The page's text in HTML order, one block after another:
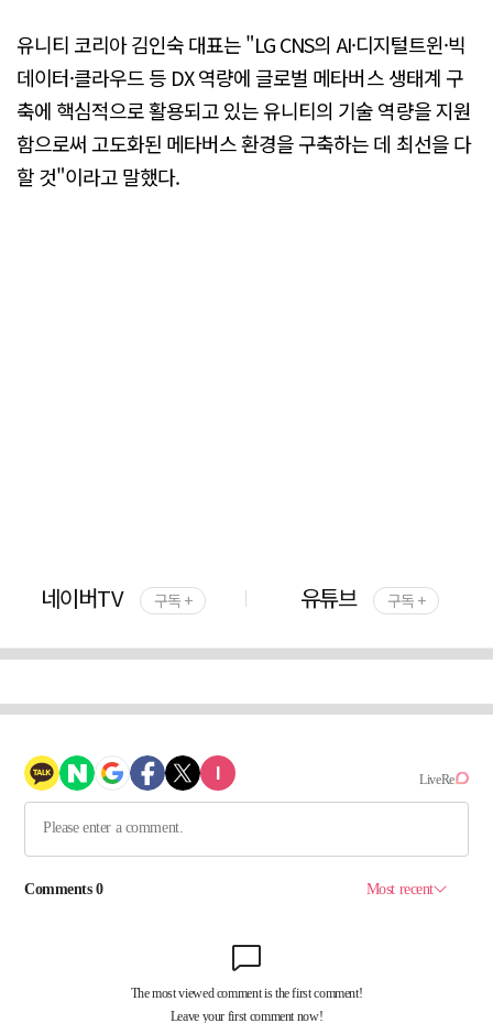
유니티 코리아 김인숙 대표는 "LG CNS의 AI·디지털트윈·빅
데이터·클라우드 등 DX 역량에 글로벌 메타버스 생태계 구
축에 핵심적으로 활용되고 있는 유니티의 기술 역량을 지원
함으로써 고도화된 메타버스 환경을 구축하는 데 최선을 다
할 것"이라고 말했다.
네이버TV 구독 + 유튜브 구독 +